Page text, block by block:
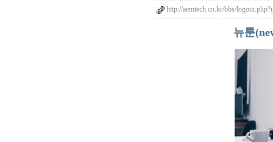
http://aemtech.co.kr/bbs/
뉴툰